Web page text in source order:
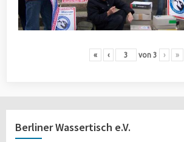
« ‹ von 3 › »
Berliner Wassertisch e.V.